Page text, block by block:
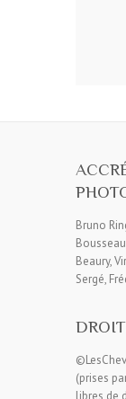
Bruno
Beaury,
Sergé,
(prises
libres de